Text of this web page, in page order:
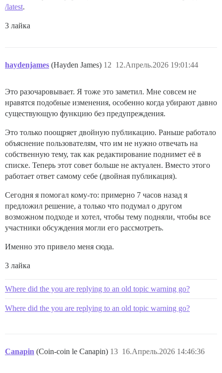
/latest.
3 лайка
haydenjames (Hayden James) 12.Апрель.2026 19:01:44
12
Это разочаровывает. Я тоже это заметил. Мне совсем не
нравятся подобные изменения, особенно когда убирают давно
существующую функцию без предупреждения.
Это только поощряет двойную публикацию. Раньше работало
объяснение пользователям, что им не нужно отвечать на
собственную тему, так как редактирование поднимет её в
списке. Теперь этот совет больше не актуален. Вместо этого
работает ответ самому себе (двойная публикация).
Сегодня я помогал кому-то: примерно 7 часов назад я
предложил решение, а только что подумал о другом
возможном подходе и хотел, чтобы тему подняли, чтобы все
участники обсуждения могли его рассмотреть.
Именно это привело меня сюда.
3 лайка
Where did the you are replying to an old topic warning go?
Where did the you are replying to an old topic warning go?
Canapin (Coin-coin le Canapin) 16.Апрель.2026 14:46:36
13